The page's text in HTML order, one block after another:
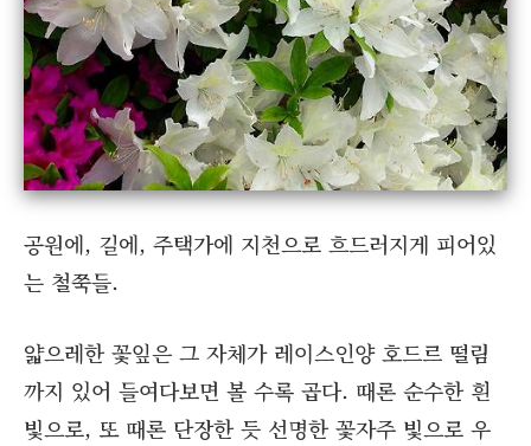
공원에, 길에, 주택가에 지천으로 흐드러지게 피어있
는 철쭉들.
얇으레한 꽃잎은 그 자체가 레이스인양 호드르 떨림
까지 있어 들여다보면 볼 수록 곱다. 때론 순수한 흰
빛으로, 또 때론 단장한 듯 선명한 꽃자주 빛으로 우